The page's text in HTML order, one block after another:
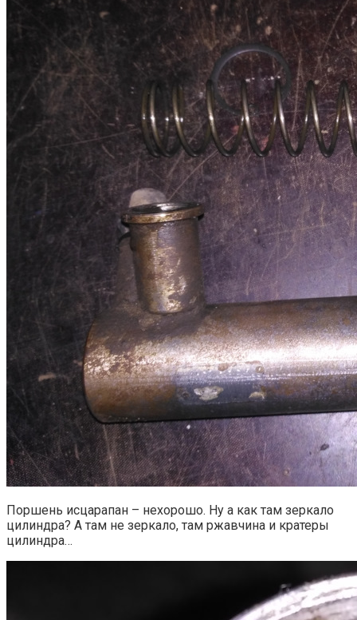
Поршень исцарапан – нехорошо. Ну а как там зеркало
цилиндра? А там не зеркало, там ржавчина и кратеры
цилиндра…